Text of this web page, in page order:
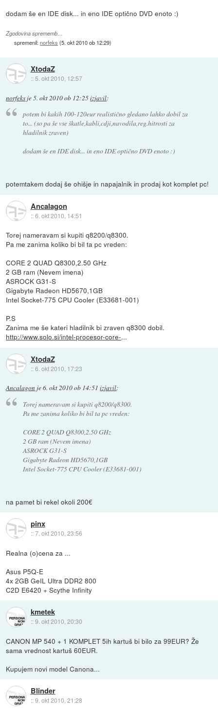
dodam še en IDE disk... in eno IDE optično DVD enoto :)
Zgodovina sprememb…
spremenil:norfeks (5. okt 2010 ob 12:29)
XtodaZ
:: 5. okt 2010, 12:57
norfeks je5. okt 2010 ob 12:25izjavil:
potem bi kakih 100-120eur realistično gledano lahko dobil za
to... (so pa še vse škatle,kabli,cdji,navodila,reg.hitrosti za
hladilnik zraven)
dodam še en IDE disk... in eno IDE optično DVD enoto :)
potemtakem dodaj še ohišje in napajalnik in prodaj kot komplet pc!
Ancalagon
::6. okt 2010, 14:51
Torej nameravam si kupiti q8200/q8300.
Pa me zanima koliko bi bil ta pc vreden:
CORE 2 QUAD Q8300,2.50 GHz
2 GB ram (Nevem imena)
ASROCK G31-S
Gigabyte Radeon HD5670,1GB
Intel Socket-775 CPU Cooler (E33681-001)
P.S
Zanima me še kateri hladilnik bi zraven q8300 dobil.
http://www.solo.si/intel-procesor-core-...
XtodaZ
::6. okt 2010, 17:23
Ancalagon je6. okt 2010 ob 14:51 izjavil:
Torej nameravam si kupiti q8200/q8300.
Pa me zanima koliko bi bil ta pc vreden:
CORE 2 QUAD Q8300,2.50 GHz
2 GB ram (Nevem imena)
ASROCK G31-S
Gigabyte Radeon HD5670,1GB
Intel Socket-775 CPU Cooler (E33681-001)
na pamet bi rekel okoli 200€
pinx
::7. okt 2010, 23:56
Realna (o)cena za ...
Asus P5Q-E
4x 2GB GeIL Ultra DDR2 800
C2D E6420 + Scythe Infinity
kmetek
::9. okt 2010, 20:30
CANON MP 540 + 1 KOMPLET 5ih kartuš bi bilo za 99EUR? Že
sama vrednost kartuš 60EUR.
Kupujem novi model Canona...
Blinder
::9. okt 2010, 21:28